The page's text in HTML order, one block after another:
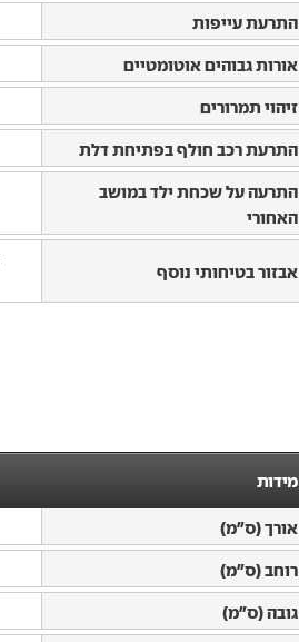
התרעת עייפות
אורות גבוהים אוטומטיים
זיהוי תמרורים
התרעת רכב חולף בפתיחת דלת
התרעה על שכחת ילד במושב
האחורי
אבזור בטיחותי נוסף
מידות
אורך (ס"מ)
רוחב (ס"מ)
גובה (ס"מ)